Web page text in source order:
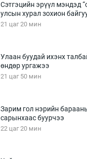
Сэтгэцийн эрүүл мэндэд
улсын хурал зохион
21 цаг 20 мин
Улаан буудай ихэнх
өндөр ургажээ
21 цаг 50 мин
Зарим гол нэрийн
сарынхаас буурчээ
22 цаг 20 мин